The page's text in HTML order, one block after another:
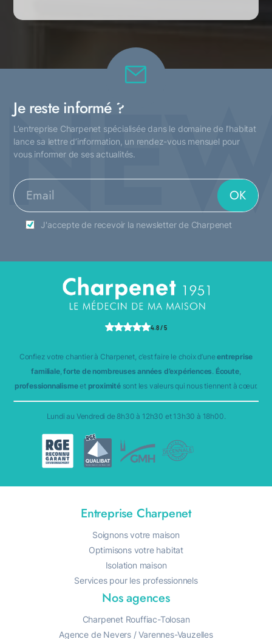
Je reste informé ?
L’entreprise Charpenet spécialisée dans le domaine de l’habitat
lance sa lettre d’information, un rendez-vous mensuel pour
vous informer de ses actualités.
J'accepte de recevoir la newsletter de Charpenet
4.8 / 5
Confiez votre chantier à Charpenet, c’est faire le choix d’uneentreprise
familiale,forte de nombreuses années d’expériences. Écoute,
professionnalismeet proximitésont les valeurs qui nous tiennent à cœur.
Lundi au Vendredi de 8h30 à 12h30 et 13h30 à 18h00.
Entreprise Charpenet
Soignons votre maison
Optimisons votre habitat
Isolation maison
Services pour les professionnels
Nos agences
Charpenet Rouffiac-Tolosan
Agence de Nevers / Varennes-Vauzelles